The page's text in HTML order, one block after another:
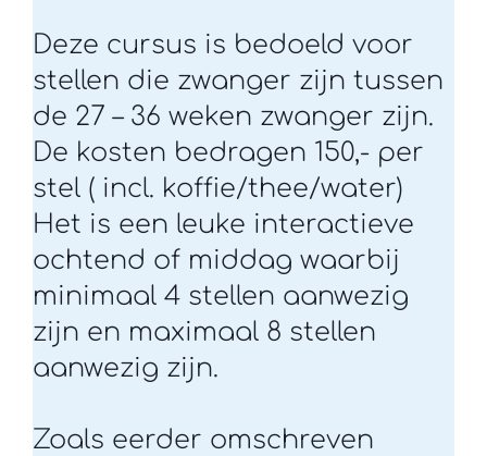
Deze cursus is bedoeld voor
stellen die zwanger zijn tussen
de 27 – 36 weken zwanger zijn.
De kosten bedragen 150,- per
stel ( incl. koffie/thee/water)
Het is een leuke interactieve
ochtend of middag waarbij
minimaal 4 stellen aanwezig
zijn en maximaal 8 stellen
aanwezig zijn.
Zoals eerder omschreven